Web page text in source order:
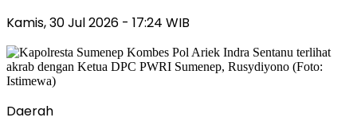
Kamis, 30 Jul 2026 - 17:24 WIB
Daerah